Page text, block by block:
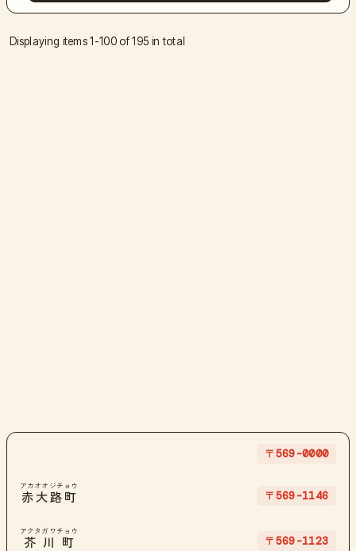
Displaying items 1-100 of 195 in total
〒569-0000
赤大路町
アカオオジチョウ
〒569-1146
芥川町
アクタガワチョウ
〒569-1123